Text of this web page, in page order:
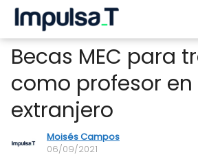
Becas MEC para
como profesor en
extranjero
Moisés Campos
06/09/2021